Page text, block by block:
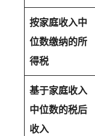
按家庭收入中
位数缴纳的所
得税
基于家庭收入
中位数的税后
收入